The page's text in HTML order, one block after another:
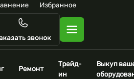
Избранное
Ремонт
Трейд-
ин
Выкуп